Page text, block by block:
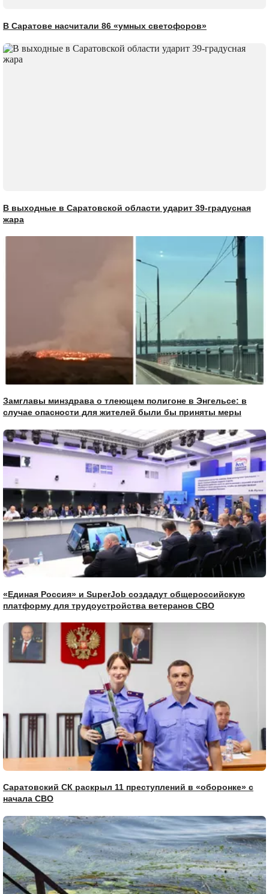
В Саратове насчитали 86 «умных светофоров»
В выходные в Саратовской области ударит 39-градусная
жара
Замглавы минздрава о тлеющем полигоне в Энгельсе: в
случае опасности для жителей были бы приняты меры
«Единая Россия» и SuperJob создадут общероссийскую
платформу для трудоустройства ветеранов СВО
Саратовский СК раскрыл 11 преступлений в «оборонке» с
начала СВО